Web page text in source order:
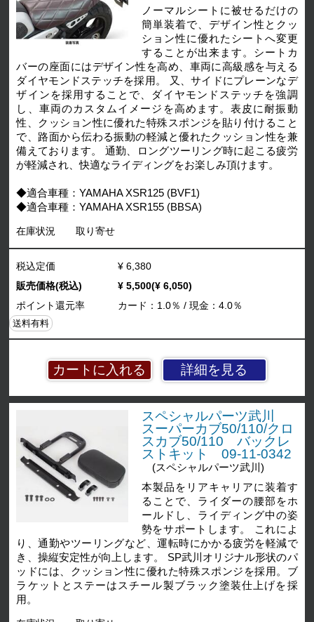
ノーマルシートに被せるだけの
簡単装着で、デザイン性とクッ
ション性に優れたシートへ変更
することが出来ます。シートカ
バーの座面にはデザイン性を高め、車両に高級感を与える
ダイヤモンドステッチを採用。 又、サイドにプレーンなデ
ザインを採用することで、ダイヤモンドステッチを強調
し、車両のカスタムイメージを高めます。表皮に耐振動
性、クッション性に優れた特殊スポンジを貼り付けること
で、路面から伝わる振動の軽減と優れたクッション性を兼
備えております。 通勤、ロングツーリング時に起こる疲労
が軽減され、快適なライディングをお楽しみ頂けます。
◆適合車種：YAMAHA XSR125 (BVF1)
◆適合車種：YAMAHA XSR155 (BBSA)
在庫状況 取り寄せ
詳細を見る
税込定価
¥ 6,380
販売価格(税込)
¥ 5,500(¥ 6,050)
ポイント還元率
カード：1.0％ / 現金：4.0％
送料有料
スペシャルパーツ武川
スーパーカブ50/110/クロ
スカブ50/110 バックレ
ストキット 09-11-0342
(スペシャルパーツ武川)
本製品をリアキャリアに装着す
ることで、ライダーの腰部をホ
ールドし、ライディング中の姿
勢をサポートします。 これによ
り、通勤やツーリングなど、運転時にかかる疲労を軽減で
き、操縦安定性が向上します。 SP武川オリジナル形状のパ
ッドには、クッション性に優れた特殊スポンジを採用。ブ
ラケットとステーはスチール製ブラック塗装仕上げを採
用。